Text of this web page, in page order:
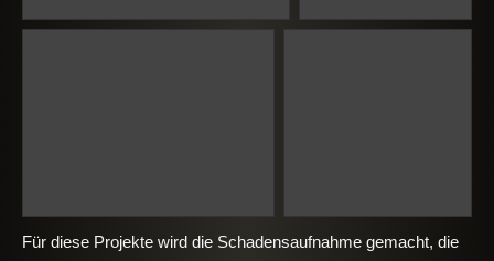
Für diese Projekte wird die Schadensaufnahme gemacht, die